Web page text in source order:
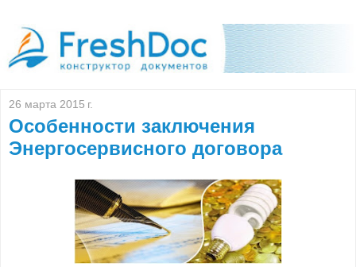
26 марта 2015 г.
Особенности заключения
Энергосервисного договора